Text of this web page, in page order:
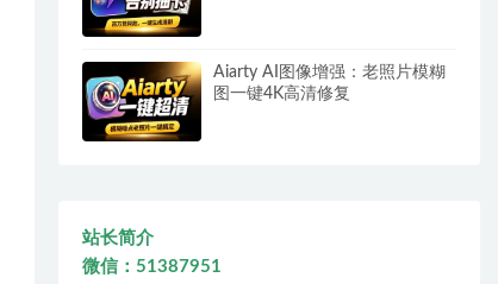
Aiarty AI图像增强：老照片模糊
图一键4K高清修复
站长简介
微信：51387951